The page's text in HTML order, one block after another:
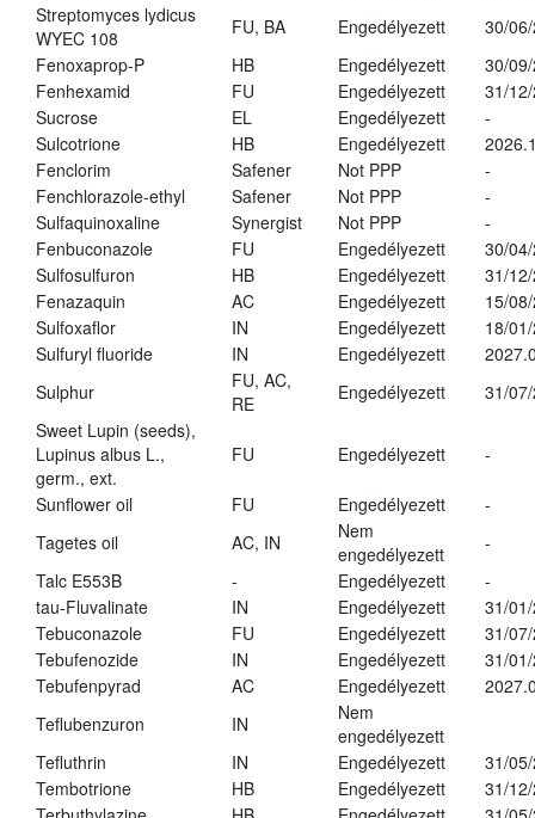
Streptomyces lydicus
WYEC 108
FU, BA Engedélyezett
30/
Fenoxaprop-P
HB Engedélyezett
30/
Fenhexamid
FU Engedélyezett
31/
Sucrose
EL Engedélyezett
-
Sulcotrione
HB Engedélyezett
Fenclorim
Safener Not PPP
-
Fenchlorazole-ethyl
Safener Not PPP
-
Sulfaquinoxaline
Synergist Not PPP
-
Fenbuconazole
FU Engedélyezett
30/
Sulfosulfuron
HB Engedélyezett
31/
Fenazaquin
AC Engedélyezett
15/
Sulfoxaflor
IN Engedélyezett
18/
Sulfuryl fluoride
IN Engedélyezett
Sulphur
FU, AC,
RE
Engedélyezett
31/
Sweet Lupin (seeds),
Lupinus albus L.,
germ., ext.
FU Engedélyezett -
Sunflower oil FU Engedélyezett
-
Tagetes oil
AC, IN
Nem
engedélyezett
-
Talc E553B
- Engedélyezett
-
tau-Fluvalinate
IN Engedélyezett
31/
Tebuconazole
FU Engedélyezett
31/
Tebufenozide
IN Engedélyezett
31/
Tebufenpyrad
AC Engedélyezett
Teflubenzuron
IN
Nem
engedélyezett
Tefluthrin
IN Engedélyezett
31/
Tembotrione
HB Engedélyezett
31/